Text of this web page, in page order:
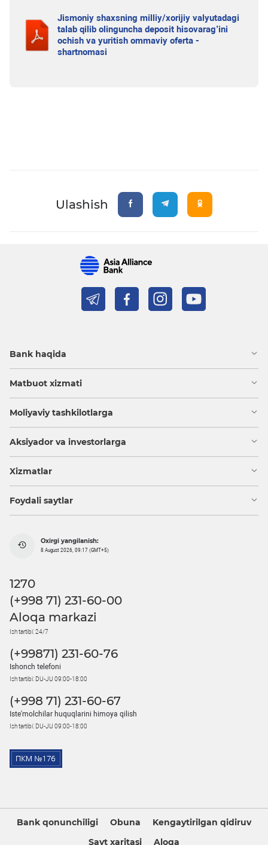
Jismoniy shaxsning milliy/xorijiy valyutadagi
talab qilib olinguncha deposit hisovarag’ini
ochish va yuritish ommaviy oferta -
shartnomasi
Ulashish
Bank haqida
Matbuot xizmati
Moliyaviy tashkilotlarga
Aksiyador va investorlarga
Xizmatlar
Foydali saytlar
Oxirgi yangilanish:
8 August 2026, 09:17 (GMT+5)
1270
(+998 71) 231-60-00
Aloqa markazi
Ish tartibi: 24/7
(+99871) 231-60-76
Ishonch telefoni
Ish tartibi: DU-JU 09:00-18:00
(+998 71) 231-60-67
Iste'molchilar huquqlarini himoya qilish
Ish tartibi: DU-JU 09:00-18:00
Bank qonunchiligi Obuna
Kengaytirilgan qidiruv
Sayt xaritasi
Aloqa